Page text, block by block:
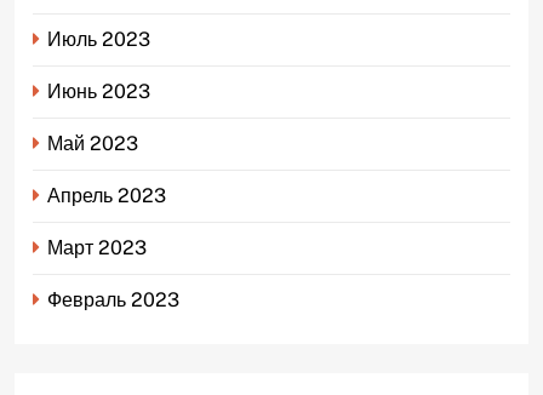
Июль 2023
Июнь 2023
Май 2023
Апрель 2023
Март 2023
Февраль 2023